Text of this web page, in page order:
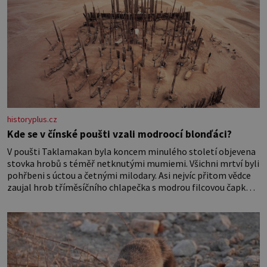
historyplus.cz
Kde se v čínské poušti vzali modroocí blonďáci?
V poušti Taklamakan byla koncem minulého století objevena
stovka hrobů s téměř netknutými mumiemi. Všichni mrtví byli
pohřbeni s úctou a četnými milodary. Asi nejvíc přitom vědce
zaujal hrob tříměsíčního chlapečka s modrou filcovou čapkou,
nesmírně dobře zachovalá, přičítají odborníci zdejším
klimatickým podmínkám. Sucho, prosolené písky a extrémně